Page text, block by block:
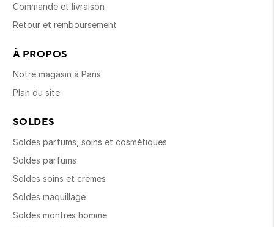
Commande et livraison
Retour et remboursement
À PROPOS
Notre magasin à Paris
Plan du site
SOLDES
Soldes parfums, soins et cosmétiques
Soldes parfums
Soldes soins et crèmes
Soldes maquillage
Soldes montres homme